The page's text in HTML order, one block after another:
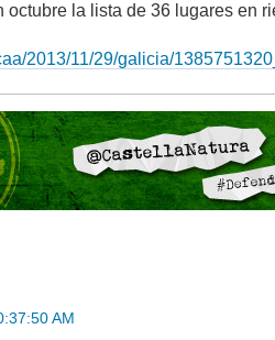
octubre la lista de 36 lugares en
2013/11/29/galicia/
AM